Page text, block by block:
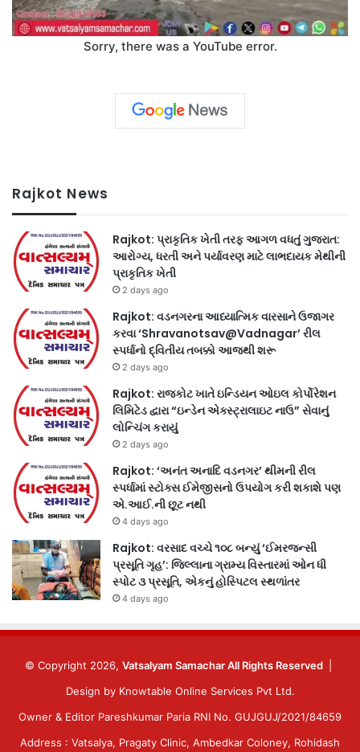
Sorry, there was a YouTube error.
Rajkot News
Rajkot: પ્રાકૃતિક ખેતી તરફ આગળ વધતું ગુજરાત:
આરોગ્ય, ધરતી અને પર્યાવરણ માટે લાભદાયક મેથીની
પ્રાકૃતિક ખેતી
2 days ago
Rajkot: વડનગરના આધ્યાત્મિક વારસાને ઉજાગર
કરવા ‘Shravanotsav@Vadnagar’ રીલ
સ્પર્ધાનો દ્વિતીય તબક્કો આજથી શરૂ
2 days ago
Rajkot: રાજકોટ ખાતે ઇન્ડિયન ઓઇલ કોર્પોરેશન
લિમિટેડ દ્વારા “ઇન્ડેન એક્સ્ટ્રાલાઇટ નાઉ” સેવાનું
લોન્ચિંગ કરાયું
2 days ago
Rajkot: ‘અનંત અનાદિ વડનગર’ થીમની રીલ
સ્પર્ધામાં સ્ટોક્સ ઈમેજીસનો ઉપયોગ કરી શકાશે પણ
એ.આઈ.ની છૂટ નથી
4 days ago
Rajkot: વરસાદ વચ્ચે ૧૦૮ બન્યું ‘ઈમરજન્સી
પ્રસૂતિ ગૃહ’: જિલ્લાના ગ્રામ્ય વિસ્તારમાં ઓન ધી
સ્પોટ ૩ પ્રસૂતિ, એકનું હોસ્પિટલ સ્થળાંતર
4 days ago
© Copyright 2026, Vatsalyam Samachar All Rights Reserved
Design by Knowtable Online Services Pvt Ltd.
Owner & Editor Pareshkumar Paria RNI No. GUJGUJ/2021/84659
Address : Vatsalya, Pragaty Clinic, Ambedkar Coloney, Rohidash